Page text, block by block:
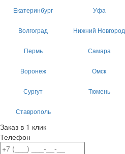
Екатеринбург Уфа
Волгоград Нижний Новгород
Пермь Самара
Воронеж Омск
Сургут Тюмень
Ставрополь
Заказ в 1 клик
Телефон